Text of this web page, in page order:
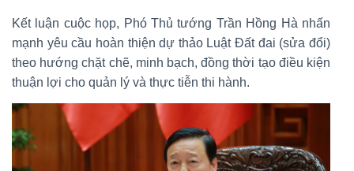
Kết luận cuộc họp, Phó Thủ tướng Trần Hồng Hà nhấn
mạnh yêu cầu hoàn thiện dự thảo Luật Đất đai (sửa đổi)
theo hướng chặt chẽ, minh bạch, đồng thời tạo điều kiện
thuận lợi cho quản lý và thực tiễn thi hành.